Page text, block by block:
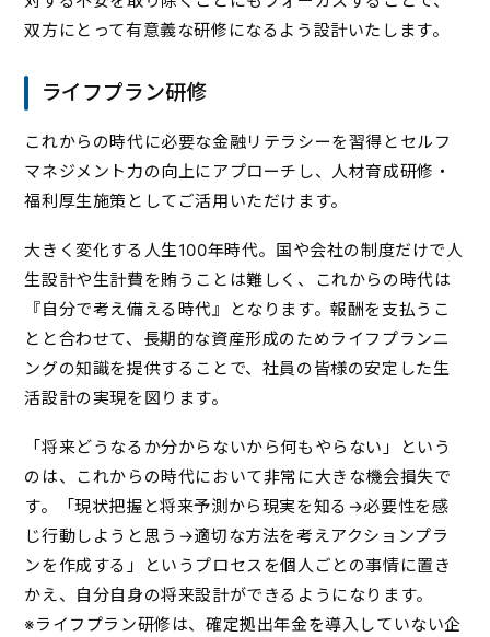
双方にとって有意義な研修になるよう設計いたします。
ライフプラン研修
これからの時代に必要な金融リテラシーを習得とセルフ
マネジメント力の向上にアプローチし、人材育成研修・
福利厚生施策としてご活用いただけます。
大きく変化する人生100年時代。国や会社の制度だけで人
生設計や生計費を賄うことは難しく、これからの時代は
『自分で考え備える時代』となります。報酬を支払うこ
とと合わせて、長期的な資産形成のためライフプランニ
ングの知識を提供することで、社員の皆様の安定した生
活設計の実現を図ります。
「将来どうなるか分からないから何もやらない」という
のは、これからの時代において非常に大きな機会損失で
す。「現状把握と将来予測から現実を知る→必要性を感
じ行動しようと思う→適切な方法を考えアクションプラ
ンを作成する」というプロセスを個人ごとの事情に置き
かえ、自分自身の将来設計ができるようになります。
※ライフプラン研修は、確定拠出年金を導入していない企